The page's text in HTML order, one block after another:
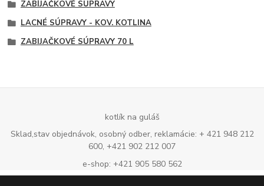
ZABÍJAČKOVÉ SÚPRAVY
LACNÉ SÚPRAVY - KOV. KOTLINA
ZABIJAČKOVÉ SÚPRAVY 70 L
kotlík na guláš
Sklad,stav objednávok, osobný odber, reklamácie: + 421 948 212
600, +421 902 212 007
e-shop: +421 905 580 562